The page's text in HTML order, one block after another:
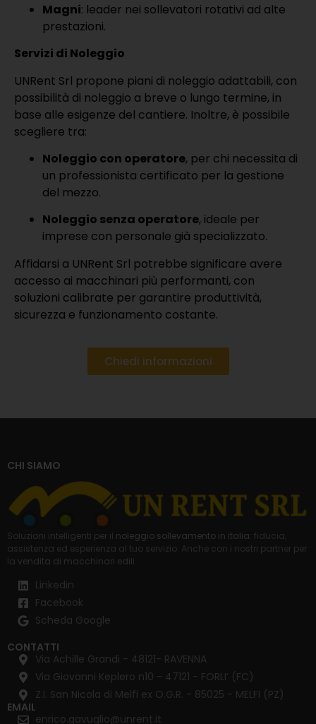
Magni: leader nei sollevatori rotativi ad alte
prestazioni.
Servizi di Noleggio
UNRent Srl propone piani di noleggio adattabili, con
possibilità di noleggio a breve o lungo termine, in
base alle esigenze del cantiere. Inoltre, è possibile
scegliere tra:
Noleggio con operatore, per chi necessita di
un professionista certificato per la gestione
del mezzo.
Noleggio senza operatore, ideale per
imprese con personale già specializzato.
Affidarsi a UNRent Srl potrebbe significare avere
accesso ai macchinari più performanti, con
soluzioni calibrate per garantire produttività,
sicurezza e funzionamento costante.
Chiedi informazioni
CHI SIAMO
Soluzioni intelligenti per il noleggio sollevamento in italia : fiducia,
assistenza ed esperienza al tuo servizio. Anche con i nostri partner per
la vendita di macchinari edili
Linkedin
Facebook
Scheda Google
CONTATTI
Via Achille Grandi - 48121- RAVENNA
Via Giovanni Keplero n10 - 47121 - FORLI’ (FC)
Z.I. San Nicola di Melfi ex O.G.R. - 85025 - MELFI (PZ)
EMAIL
enrico.gavuglio@unrent.it